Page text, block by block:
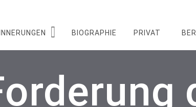
BIOGRAPHIE PRIVAT